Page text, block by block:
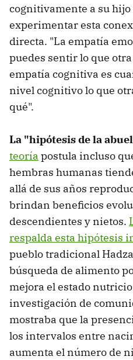
cognitivamente a su hijo
experimentar esta
directa. "La empatía
puedes sentir lo que
empatía cognitiva es
nivel cognitivo lo que
qué".
La "hipótesis de la
teoría postula incluso
hembras humanas
allá de sus años
brindan beneficios
descendientes y nietos.
respalda esta hipótesis
pueblo tradicional
búsqueda de alimento
mejora el estado
investigación de
mostraba que la
los intervalos entre
aumenta el número de